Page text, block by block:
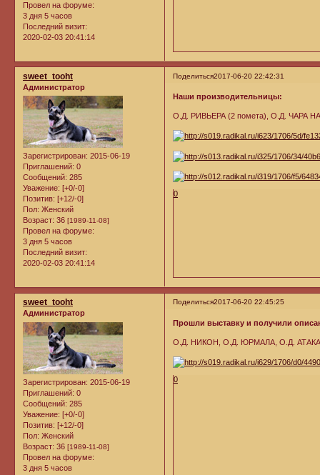
Провел на форуме:
3 дня 5 часов
Последний визит:
2020-02-03 20:41:14
Поделиться2017-06-20 22:42:31
sweet_tooht
Администратор
Зарегистрирован: 2015-06-19
Приглашений: 0
Сообщений: 285
Уважение: [+0/-0]
Позитив: [+12/-0]
Пол: Женский
Возраст: 36 [1989-11-08]
Провел на форуме:
3 дня 5 часов
Последний визит:
2020-02-03 20:41:14
Наши производительницы:
О.Д. РИВЬЕРА (2 помета), О.Д. ЧАРА
0
Поделиться2017-06-20 22:45:25
sweet_tooht
Администратор
Зарегистрирован: 2015-06-19
Приглашений: 0
Сообщений: 285
Уважение: [+0/-0]
Позитив: [+12/-0]
Пол: Женский
Возраст: 36 [1989-11-08]
Провел на форуме:
3 дня 5 часов
Прошли выставку и получили
О.Д. НИКОН, О.Д. ЮРМАЛА, О.Д.
0